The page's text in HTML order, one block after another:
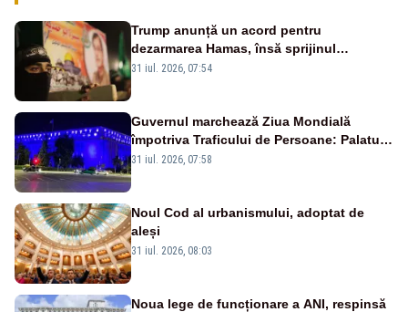
Trump anunță un acord pentru
dezarmarea Hamas, însă sprijinul
Israelului rămâne incert
31 iul. 2026, 07:54
Guvernul marchează Ziua Mondială
împotriva Traficului de Persoane: Palatul
Victoria, iluminat în albastru
31 iul. 2026, 07:58
Noul Cod al urbanismului, adoptat de
aleși
31 iul. 2026, 08:03
Noua lege de funcționare a ANI, respinsă